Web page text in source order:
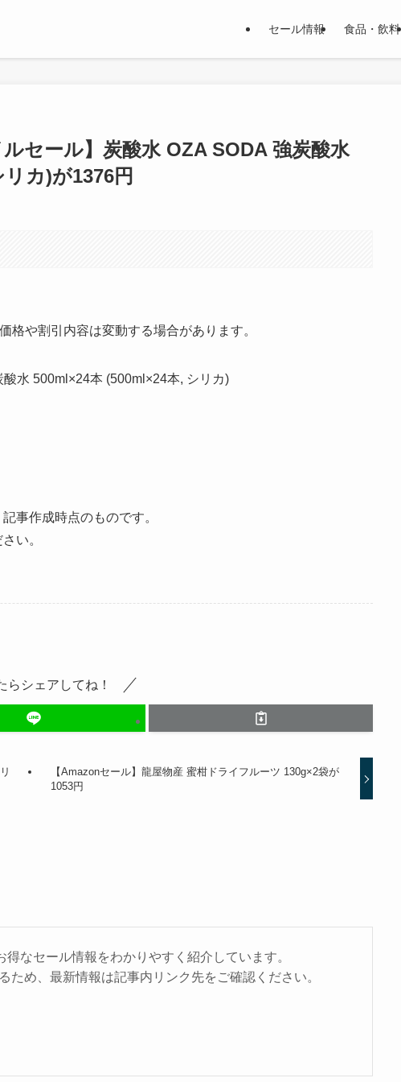
セール情報 食品・飲料
セール】炭酸水 OZA SODA 強炭酸水
カ)が1376円
格や割引内容は変動する場合があります。
水 500ml×24本 (500ml×24本, シリカ)
事作成時点のものです。
い。
らシェアしてね！
【Amazonセール】龍屋物産 蜜柑ドライフルーツ 130g×2袋が
1053円
なセール情報をわかりやすく紹介しています。
ため、最新情報は記事内リンク先をご確認ください。